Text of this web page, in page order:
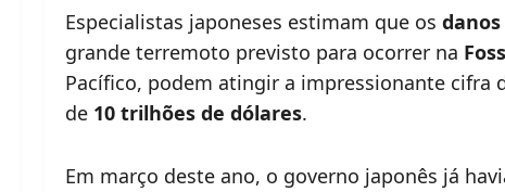
Especialistas japoneses estimam que os
grande terremoto previsto para ocorrer na
Pacífico, podem atingir a impressionante cifra
de 10 trilhões de dólares.
Em março deste ano, o governo japonês já